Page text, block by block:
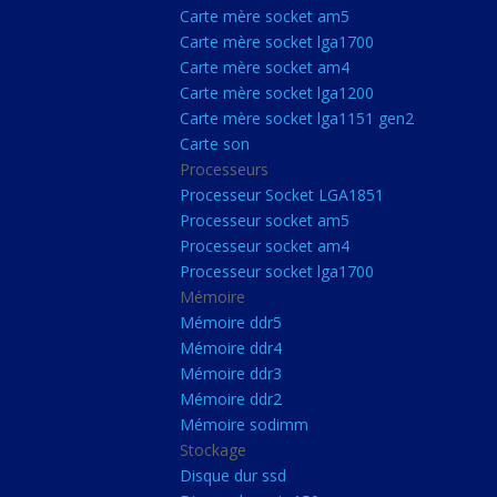
Carte Mère Socket
Carte mère socket am5
Carte mère socket
Carte mère socket am4
Carte mère socket
Carte son
Processeurs
Carte mère socket am5
Carte mère socket lga1700
Carte mère socket am4
Carte mère socket lga1200
Carte mère socket lga1151 gen2
Carte son
Processeurs
Processeur Socket LGA1851
Processeur socket am5
Processeur socket am4
Processeur socket lga1700
Mémoire
Mémoire ddr5
Mémoire ddr4
Mémoire ddr3
Mémoire ddr2
Mémoire sodimm
Stockage
Disque dur ssd